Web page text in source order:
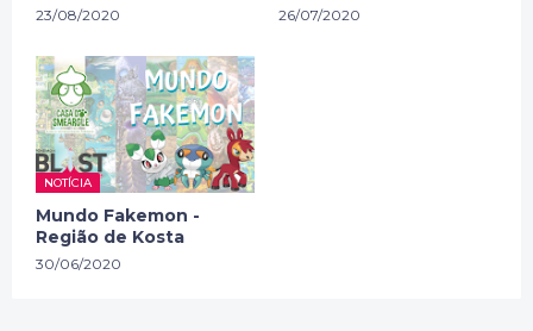
23/08/2020 26/07/2020
NOTÍCIA
Mundo Fakemon -
Região de Kosta
30/06/2020